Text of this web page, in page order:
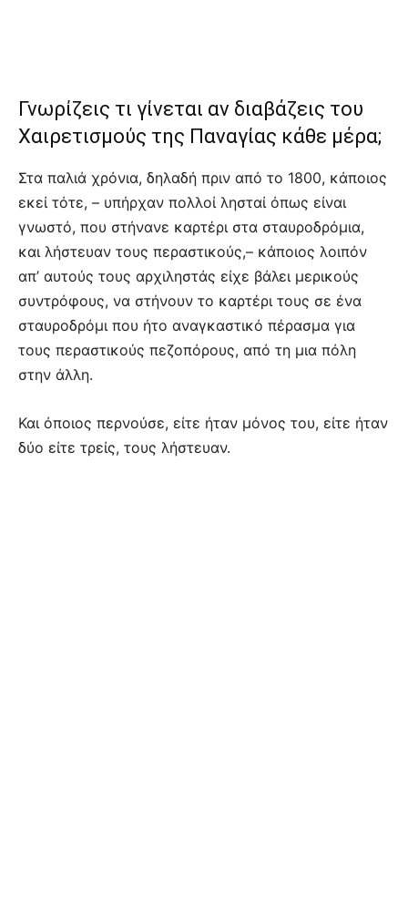
Γνωρίζεις τι γίνεται αν διαβάζεις του
Χαιρετισμούς της Παναγίας κάθε μέρα;
Στα παλιά χρόνια, δηλαδή πριν από το 1800, κάποιος
εκεί τότε, – υπήρχαν πολλοί λησταί όπως είναι
γνωστό, που στήνανε καρτέρι στα σταυροδρόμια,
και λήστευαν τους περαστικούς,– κάποιος λοιπόν
απ’ αυτούς τους αρχιληστάς είχε βάλει μερικούς
συντρόφους, να στήνουν το καρτέρι τους σε ένα
σταυροδρόμι που ήτο αναγκαστικό πέρασμα για
τους περαστικούς πεζοπόρους, από τη μια πόλη
στην άλλη.
Και όποιος περνούσε, είτε ήταν μόνος του, είτε ήταν
δύο είτε τρείς, τους λήστευαν.